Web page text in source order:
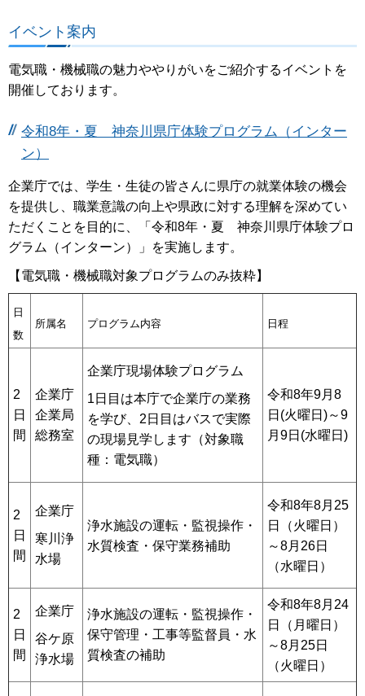
イベント案内
電気職・機械職の魅力ややりがいをご紹介するイベントを
開催しております。
令和8年・夏 神奈川県庁体験プログラム（インター
ン）
企業庁では、学生・生徒の皆さんに県庁の就業体験の機会
を提供し、職業意識の向上や県政に対する理解を深めてい
ただくことを目的に、「令和8年・夏 神奈川県庁体験プロ
グラム（インターン）」を実施します。
【電気職・機械職対象プログラムのみ抜粋】
日
数
所属名 プログラム内容 日程
2
日
間
企業庁
企業局
総務室
企業庁現場体験プログラム
1日目は本庁で企業庁の業務
を学び、2日目はバスで実際
の現場見学します（対象職
種：電気職）
令和8年9月8
日(火曜日)～9
月9日(水曜日)
2
日
間
企業庁
寒川浄
水場
浄水施設の運転・監視操作・
水質検査・保守業務補助
令和8年8月25
日（火曜日）
～8月26日
（水曜日）
2
日
間
企業庁
谷ケ原
浄水場
浄水施設の運転・監視操作・
保守管理・工事等監督員・水
質検査の補助
令和8年8月24
日（月曜日）
～8月25日
（火曜日）